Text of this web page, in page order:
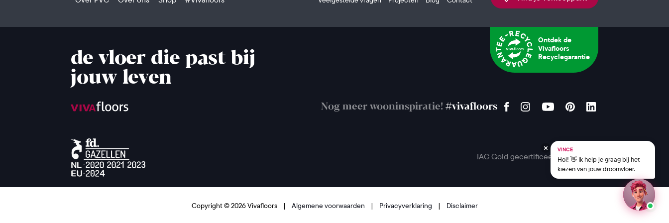
de vloer die past bij
jouw leven
Ontdek de
Vivafloors
Recyclegarantie
Nog meer wooninspiratie! #vivafloors
IAC Gold gecertificeerd
Copyright © 2026 Vivafloors | Algemene voorwaarden | Privacyverklaring | Disclaimer
VINCE
Hoi! 👋 Ik help je graag bij het
kiezen van jouw droomvloer.